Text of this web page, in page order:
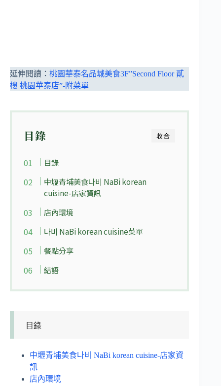
延伸閱讀： 桃園華泰名品城美食3F”Second Floor 貳
樓 桃園華泰店”-附菜單
收合
目錄
目錄
中壢青埔美食나비 NaBi korean
cuisine-店家資訊
店內環境
나비 NaBi korean cuisine菜單
餐點分享
結語
目錄
中壢青埔美食나비 NaBi korean cuisine-店家資
訊
店內環境